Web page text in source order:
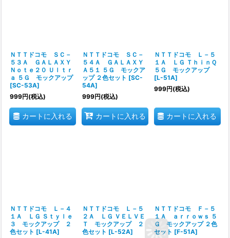
ＮＴＴドコモ ＳＣ－
５３Ａ ＧＡＬＡＸＹ
Ｎｏｔｅ２０ Ｕｌｔｒ
ａ ５Ｇ モックアップ
[SC-53A]
999円(税込)
カートに入れる
ＮＴＴドコモ ＳＣ－
５４Ａ ＧＡＬＡＸＹ
Ａ５１ ５Ｇ モックア
ップ ２色セット [SC-
54A]
999円(税込)
カートに入れる
ＮＴＴドコモ Ｌ－５
１Ａ ＬＧ ＴｈｉｎＱ
５Ｇ モックアップ
[L-51A]
999円(税込)
カートに入れる
ＮＴＴドコモ Ｌ－４
１Ａ ＬＧ Ｓｔｙｌｅ
３ モックアップ ２
色セット [L-41A]
ＮＴＴドコモ Ｌ－５
２Ａ ＬＧ ＶＥＬＶＥ
Ｔ モックアップ ２
色セット [L-52A]
ＮＴＴドコモ Ｆ－５
１Ａ ａｒｒｏｗｓ ５
Ｇ モックアップ ２色
セット [F-51A]